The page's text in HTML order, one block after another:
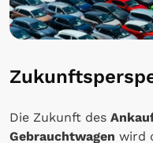
Die Zukunft des
Gebrauchtwagen wird